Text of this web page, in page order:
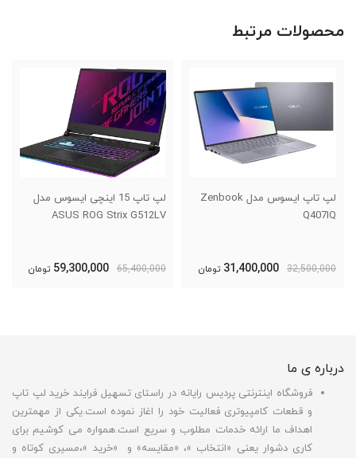
محصولات مرتبط
لپ تاپ 15 اینچی ایسوس مدل
ASUS ROG Strix G512LV
65,400,000
59,300,000 تومان
لپ تاپ 15 اینچی ایسوس مدل
ASUS TUF Gaming FX505GT
32,800,000
31,100,000 تومان
درباره ی ما
فروشگاه اینترنتی پردیس رایانه در راستای تسهیل فرایند خرید لپ تاپ
و قطعات کامپیوتری فعالیت خود را اغاز نموده است.یکی از مهمترین
اهداف ما ارائه خدمات مطلوب و سریع است.همواره می کوشیم برای
کاری دشوار یعنی «انتخاب »، «مقایسه» و «خرید »،مسیری کوتاه و